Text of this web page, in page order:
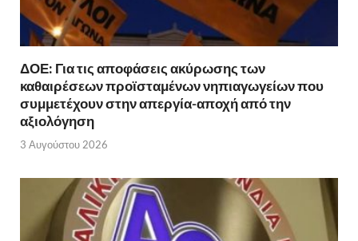
ΔΟΕ: Για τις αποφάσεις ακύρωσης των
καθαιρέσεων προϊσταμένων νηπιαγωγείων που
συμμετέχουν στην απεργία-αποχή από την
αξιολόγηση
3 Αυγούστου 2026